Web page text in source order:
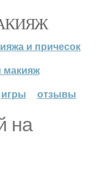
и причесок
макияж
игры отзывы
на